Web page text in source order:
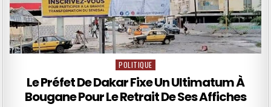
Posted
POLITIQUE
Le Préfet De Dakar Fixe Un Ultimatum À
Bougane Pour Le Retrait De Ses Affiches